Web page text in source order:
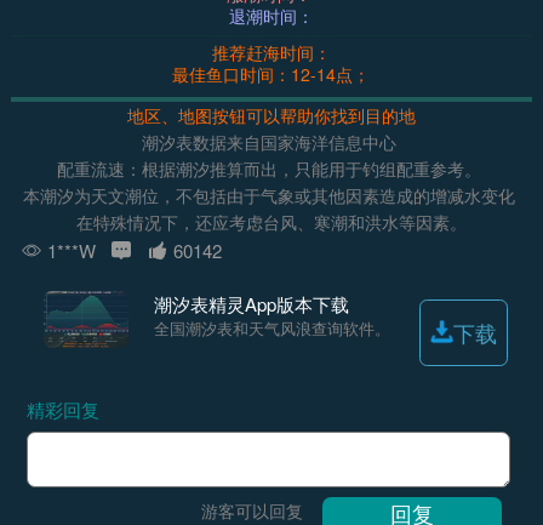
退潮时间：
推荐赶海时间：
最佳鱼口时间：12-14点；
地区、地图按钮可以帮助你找到目的地
潮汐表数据来自国家海洋信息中心
配重流速：根据潮汐推算而出，只能用于钓组配重参考。
本潮汐为天文潮位，不包括由于气象或其他因素造成的增减水变化
在特殊情况下，还应考虑台风、寒潮和洪水等因素。
1***W 60142
潮汐表精灵App版本下载
全国潮汐表和天气风浪查询软件。 下载
精彩回复
游客可以回复